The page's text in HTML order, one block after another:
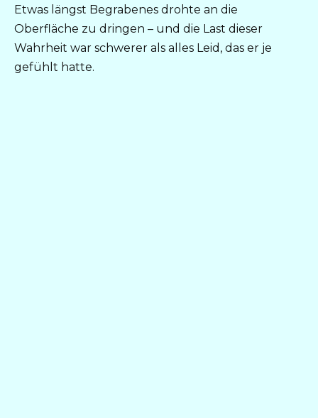
Etwas längst Begrabenes drohte an die
Oberfläche zu dringen – und die Last dieser
Wahrheit war schwerer als alles Leid, das er je
gefühlt hatte.